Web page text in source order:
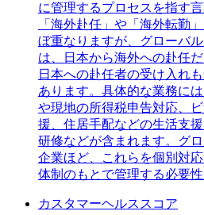
に管理するプロセスを指す
「海外赴任」や「海外転勤
ぼ重なりますが、グローバ
は、日本から海外への赴任
日本への赴任者の受け入れ
あります。具体的な業務に
や現地の所得税申告対応、
援、住居手配などの生活支
研修などが含まれます。グ
企業ほど、これらを個別対
体制のもとで管理する必要性
カスタマーヘルススコア